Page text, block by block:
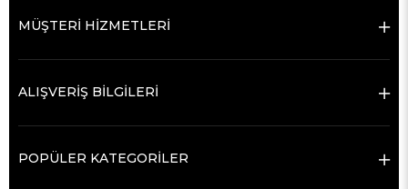
MÜŞTERİ HİZMETLERİ
ALIŞVERİŞ BİLGİLERİ
POPÜLER KATEGORİLER